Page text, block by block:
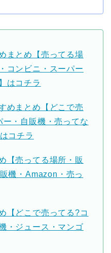
まとめ【売ってる場
コンビニ・スーパー
はコチラ
めまとめ【どこで売
・自販機・売ってな
コチラ
【売ってる場所・販
機・Amazon・売っ
【どこで売ってる?コ
・ジュース・マンゴ